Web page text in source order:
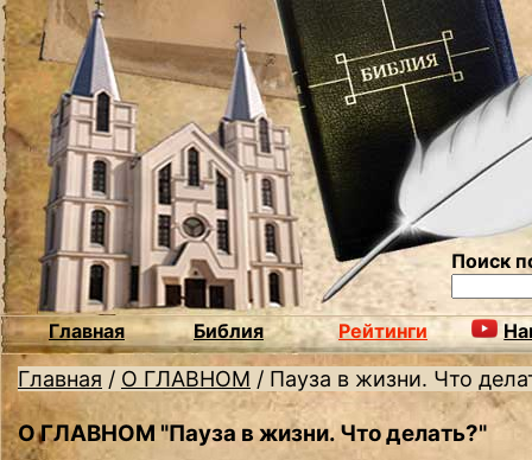
Поиск
Главная Библия Рейтинги
Главная / О ГЛАВНОМ / Пауза в жизни. Что
О ГЛАВНОМ "Пауза в жизни. Что делать?"